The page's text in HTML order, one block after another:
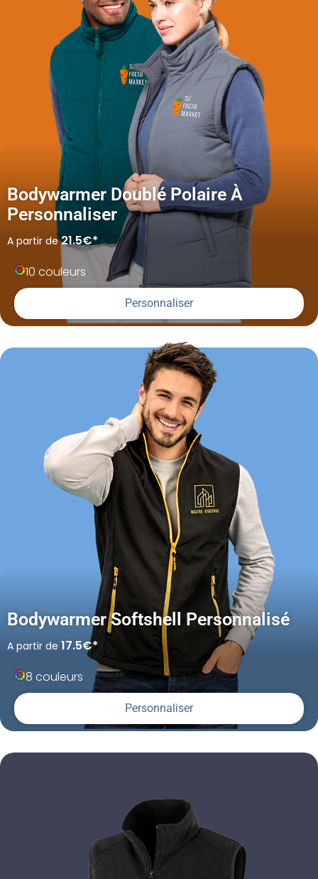
Bodywarmer Doublé Polaire À
Personnaliser
A partir de21.5€*
10 couleurs
Personnaliser
Bodywarmer Softshell Personnalisé
A partir de 17.5€*
8 couleurs
Personnaliser